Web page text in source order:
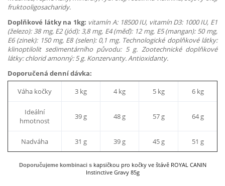
fruktooligosacharidy.
Doplňkové látky na 1kg: vitamín A: 18500 IU, vitamín D3: 1000 IU, E1
(železo): 38 mg, E2 (jód): 3,8 mg, E4 (měď): 12 mg, E5 (mangan): 50 mg,
E6 (zinek): 150 mg, E8 (selen): 0,1 mg. Technologické doplňkové látky:
klinoptilolit sedimentárního původu: 5 g. Zootechnické doplňkové
látky: chlorid amonný: 5 g. Konzervanty. Antioxidanty.
Doporučená denní dávka:
Váha kočky
3 kg 4 kg 5 kg 6 kg
Ideální
hmotnost
39 g 48 g 57 g 64 g
Nadváha 31 g 39 g 45 g 51 g
Doporučujeme kombinaci s kapsičkou pro kočky ve štávě ROYAL CANIN
Instinctive Gravy 85g